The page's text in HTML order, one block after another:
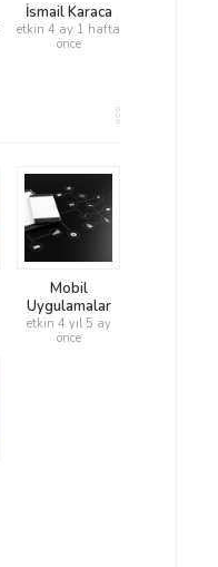
İsmail Karaca
etkin 4 ay 1 hafta
önce
Mobil
Uygulamalar
etkin 4 yıl 5 ay
önce